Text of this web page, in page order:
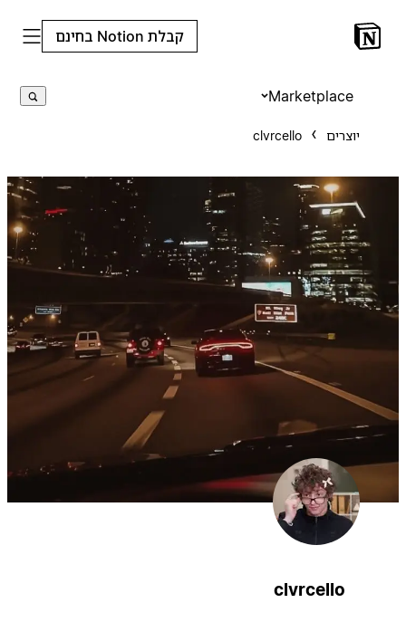
קבלת Notion בחינם
Marketplace
clvrcello
clvrcello